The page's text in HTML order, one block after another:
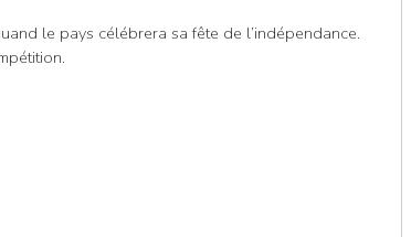
le pays célébrera sa fête de l’indépendance.